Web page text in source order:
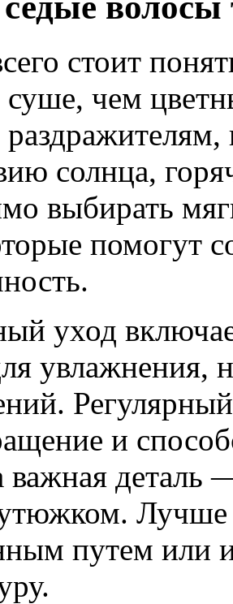
стоит
чем
солнца,
выбирать
помогут
уход
увлажнения,
и
деталь
Лучше
путем или